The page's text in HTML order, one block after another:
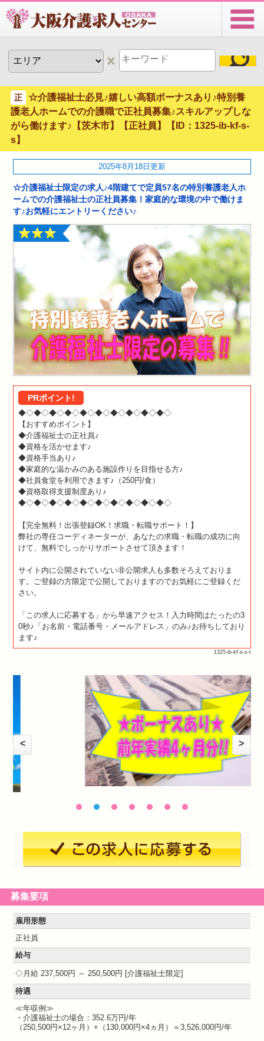
正
☆介護福祉士必見♪嬉しい高額ボーナスあり♪特別養
護老人ホームでの介護職で正社員募集♪スキルアップしな
がら働けます♪【茨木市】【正社員】【ID：1325-ib-kf-s-
s】
2025年8月18日更新
☆介護福祉士限定の求人♪4階建てで定員57名の特別養護老人ホ
ームでの介護福祉士の正社員募集！家庭的な環境の中で働けま
す♪お気軽にエントリーください♪
PRポイント!
◆◇◆◇◆◇◆◇◆◇◆◇◆◇◆◇◆◇◆◇
【おすすめポイント】
◆介護福祉士の正社員♪
◆資格を活かせます♪
◆資格手当あり♪
◆家庭的な温かみのある施設作りを目指せる方♪
◆社員食堂を利用できます♪（250円/食）
◆資格取得支援制度あり♪
◆◇◆◇◆◇◆◇◆◇◆◇◆◇◆◇◆◇◆◇
【完全無料！出張登録OK！求職・転職サポート！】
弊社の専任コーディネーターが、あなたの求職・転職の成功に向
けて、無料でしっかりサポートさせて頂きます！
サイト内に公開されていない非公開求人も多数そろえておりま
す。ご登録の方限定で公開しておりますのでお気軽にご登録くだ
さい。
「この求人に応募する」から早速アクセス！入力時間はたったの3
0秒♪「お名前・電話番号・メールアドレス」のみ♪お待ちしており
ます♪
1325-ib-kf-s-s-t
< >
募集要項
雇用形態
正社員
給与
月給 237,500円 ～ 250,500円
介護福祉士限定
待遇
≪年収例≫
・介護福祉士の場合：352.6万円/年
（250,500円×12ヶ月）+（130,000円×4ヵ月）＝3,526,000円/年